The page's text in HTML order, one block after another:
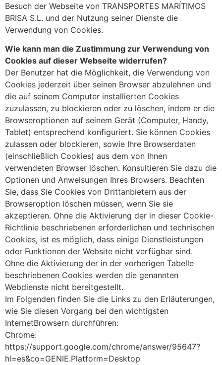
Besuch der Webseite von TRANSPORTES MARÍTIMOS
BRISA S.L. und der Nutzung seiner Dienste die
Verwendung von Cookies.
Wie kann man die Zustimmung zur Verwendung von
Cookies auf dieser Webseite widerrufen?
Der Benutzer hat die Möglichkeit, die Verwendung von
Cookies jederzeit über seinen Browser abzulehnen und
die auf seinem Computer installierten Cookies
zuzulassen, zu blockieren oder zu löschen, indem er die
Browseroptionen auf seinem Gerät (Computer, Handy,
Tablet) entsprechend konfiguriert. Sie können Cookies
zulassen oder blockieren, sowie Ihre Browserdaten
(einschließlich Cookies) aus dem von Ihnen
verwendeten Browser löschen. Konsultieren Sie dazu die
Optionen und Anweisungen Ihres Browsers. Beachten
Sie, dass Sie Cookies von Drittanbietern aus der
Browseroption löschen müssen, wenn Sie sie
akzeptieren. Ohne die Aktivierung der in dieser Cookie-
Richtlinie beschriebenen erforderlichen und technischen
Cookies, ist es möglich, dass einige Dienstleistungen
oder Funktionen der Website nicht verfügbar sind.
Ohne die Aktivierung der in der vorherigen Tabelle
beschriebenen Cookies werden die genannten
Webdienste nicht bereitgestellt.
Im Folgenden finden Sie die Links zu den Erläuterungen,
wie Sie diesen Vorgang bei den wichtigsten
InternetBrowsern durchführen:
Chrome:
https://support.google.com/chrome/answer/95647?
hl=es&co=GENIE.Platform=Desktop